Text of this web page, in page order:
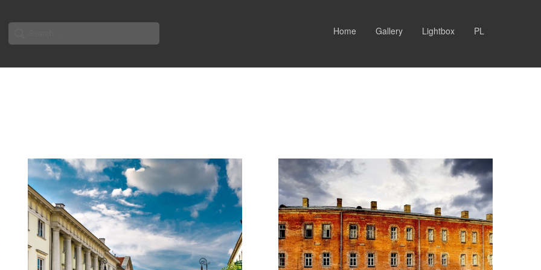
Search
for:
Home Gallery Lightbox PL